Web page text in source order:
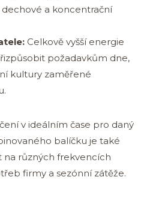
a koncentrační
Celkově vyšší energie
požadavkům dne,
kultury zaměřené
v ideálním čase pro daný
balíčku je také
na různých frekvencích
firmy a sezónní zátěže.